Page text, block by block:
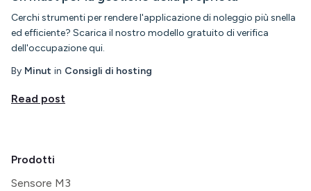
Cerchi strumenti per rendere l'applicazione di noleggio più snella
ed efficiente? Scarica il nostro modello gratuito di verifica
dell'occupazione qui.
By Minut in Consigli di hosting
Read post
Prodotti
Sensore M3